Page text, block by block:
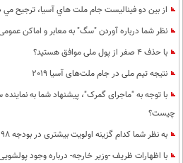
از بين دو فيناليست جام ملت هاي آسيا، ترجيح
نظر شما درباره آوردن "سگ" به معابر و اماکن
با حذف 4 صفر از پول ملی موافق هستید؟
نتیجه تیم ملی در جام ملت‌های آسیا 2019
با توجه به "ماجرای گمرک"، پیشنهاد شما به
چیست؟
به نظر شما كدام گزینه اولویت بیشتری در بودجه 98 دارد؟
با اظهارات ظریف -وزیر خارجه- درباره وجود